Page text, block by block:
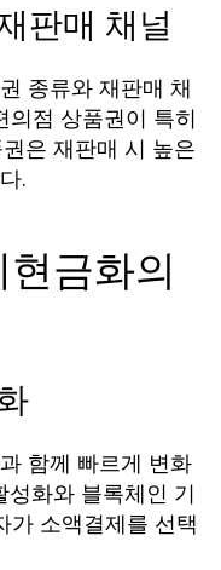
판매 채널
종류와 재판매 채
의점 상품권이 특히
은 재판매 시 높은
.
금화의
함께 빠르게 변화
화와 블록체인 기
가 소액결제를 선택